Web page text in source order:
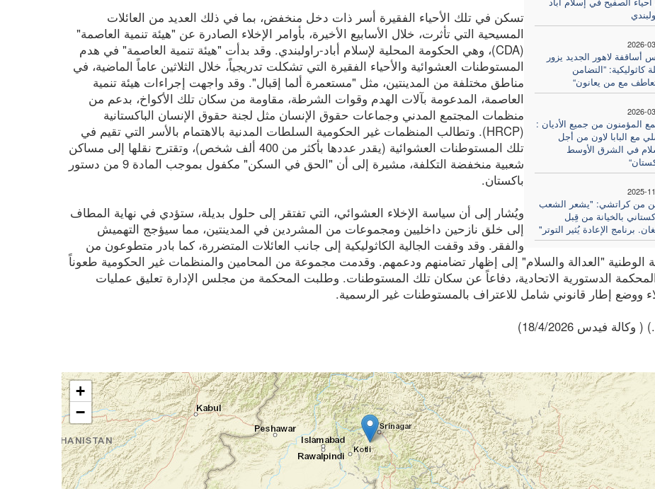
2026-
أساقفة لاهور الجديد يزور
كاثوليكية: ”التضامن
مع من يعانون“
2026-
المؤمنون من جميع الأديان :
مع البابا لاون من أجل
في الشرق الأوسط
2025-
من كراتشي: "يشعر الشعب
بالخيانة من قِبل
برنامج الإعادة يُثير التوتر"
تسكن في تلك الأحياء الفقيرة أسر ذات دخل منخفض، بما في ذلك العديد من العائلات
المسيحية التي تأثرت، خلال الأسابيع الأخيرة، بأوامر الإخلاء الصادرة عن "هيئة تنمية العاصمة"
(CDA)، وهي الحكومة المحلية لإسلام أباد-راولبندي. وقد بدأت "هيئة تنمية العاصمة" في هدم
المستوطنات العشوائية والأحياء الفقيرة التي تشكلت تدريجياً، خلال الثلاثين عاماً الماضية، في
مناطق مختلفة من المدينتين، مثل "مستعمرة ألما إقبال". وقد واجهت إجراءات هيئة تنمية
العاصمة، المدعومة بآلات الهدم وقوات الشرطة، مقاومة من سكان تلك الأكواخ، بدعم من
منظمات المجتمع المدني وجماعات حقوق الإنسان مثل لجنة حقوق الإنسان الباكستانية
(HRCP). وتطالب المنظمات غير الحكومية السلطات المدنية بالاهتمام بالأسر التي تقيم في
تلك المستوطنات العشوائية (يقدر عددها بأكثر من 400 ألف شخص)، وتقترح نقلها إلى مساكن
شعبية منخفضة التكلفة، مشيرة إلى أن "الحق في السكن" مكفول بموجب المادة 9 من دستور
باكستان.
ويُشار إلى أن سياسة الإخلاء العشوائي، التي تفتقر إلى حلول بديلة، ستؤدي في نهاية المطاف
إلى خلق نازحين داخليين ومجموعات من المشردين في المدينتين، مما سيؤجج التهميش
والفقر. وقد وقفت الجالية الكاثوليكية إلى جانب العائلات المتضررة، كما بادر متطوعون من
الوطنية "العدالة والسلام" إلى إظهار تضامنهم ودعمهم. وقدمت مجموعة من المحامين والمنظمات غير الحكومية طعوناً
الدستورية الاتحادية، دفاعاً عن سكان تلك المستوطنات. وطلبت المحكمة من مجلس الإدارة تعليق عمليات
ووضع إطار قانوني شامل للاعتراف بالمستوطنات غير الرسمية.
فيدس 18/4/2026)
+
−